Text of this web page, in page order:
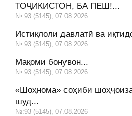
ТОҶИКИСТОН, БА ПЕШ!...
№:93 (5145), 07.08.2026
Истиқлоли давлатӣ ва
№:93 (5145), 07.08.2026
Мақоми бонувон...
№:93 (5145), 07.08.2026
«Шоҳнома» соҳиби
шуд...
№:93 (5145), 07.08.2026